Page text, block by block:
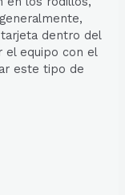
dentro del
el equipo con el
este tipo de